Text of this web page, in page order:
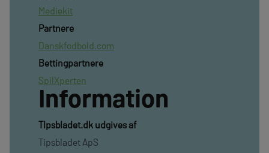
Mediekit
Partnere
Danskfodbold.com
Bettingpartnere
SpilXperten
Information
TIpsbladet.dk udgives af
Tipsbladet ApS